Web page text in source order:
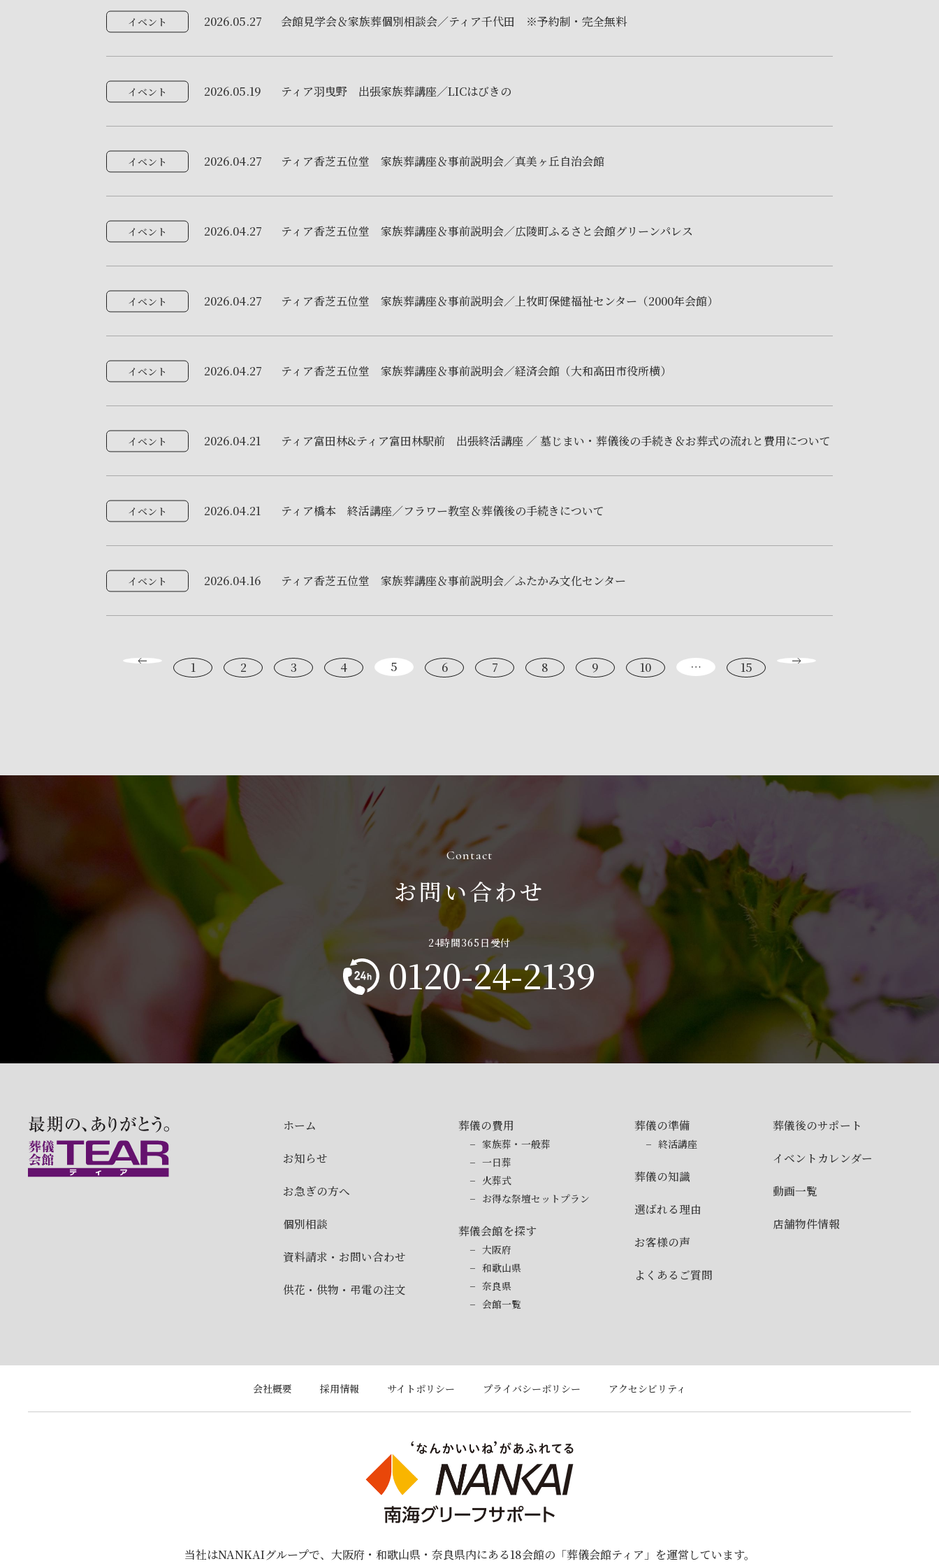
イベント 2026.05.27 会館見学会＆家族葬個別相談会／ティア千代田 ※予約制・完全無料
イベント 2026.05.19 ティア羽曳野 出張家族葬講座／LICはびきの
イベント 2026.04.27 ティア香芝五位堂 家族葬講座＆事前説明会／真美ヶ丘自治会館
イベント 2026.04.27 ティア香芝五位堂 家族葬講座＆事前説明会／広陵町ふるさと会館グリーンパレス
イベント 2026.04.27 ティア香芝五位堂 家族葬講座＆事前説明会／上牧町保健福祉センター（2000年会館）
イベント 2026.04.27 ティア香芝五位堂 家族葬講座＆事前説明会／経済会館（大和高田市役所横）
イベント 2026.04.21 ティア富田林&ティア富田林駅前 出張終活講座 ／ 墓じまい・葬儀後の手続き＆お葬式の流れと費用について
イベント 2026.04.21 ティア橋本 終活講座／フラワー教室＆葬儀後の手続きについて
イベント 2026.04.16 ティア香芝五位堂 家族葬講座＆事前説明会／ふたかみ文化センター
1 2 3 4 5 6 7 8 9 10 … 15
お問い合わせ
0120-24-2139
ホーム
お知らせ
お急ぎの方へ
個別相談
資料請求・お問い合わせ
供花・供物・弔電の注文
葬儀の費用
家族葬・一般葬
一日葬
火葬式
お得な祭壇セットプラン
葬儀会館を探す
大阪府
和歌山県
奈良県
会館一覧
葬儀の準備
終活講座
葬儀の知識
選ばれる理由
お客様の声
よくあるご質問
葬儀後のサポート
イベントカレンダー
動画一覧
店舗物件情報
会社概要 採用情報 サイトポリシー プライバシーポリシー アクセシビリティ
当社はNANKAIグループで、大阪府・和歌山県・奈良県内にある18会館の「葬儀会館ティア」を運営しています。